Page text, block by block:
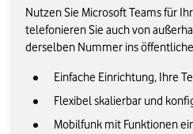
Nutzen Sie Microsoft Teams für
telefonieren Sie auch von
derselben Nummer ins
Einfache Einrichtung, Ihre
Flexibel skalierbar und
Mobilfunk mit Funktionen